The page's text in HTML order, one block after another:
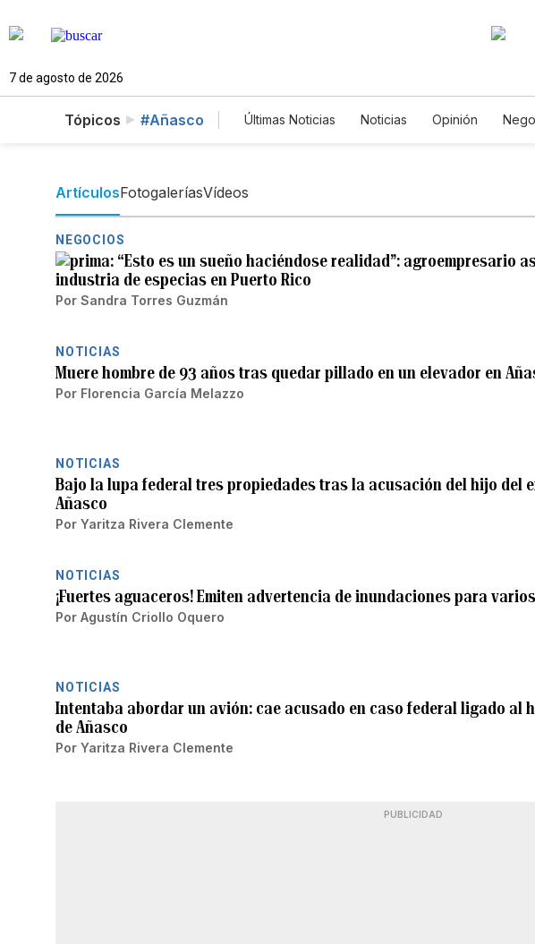
7 de agosto de 2026
Tópicos #Añasco Últimas Noticias Noticias Opinión
ArtículosFotogaleríasVídeos
NEGOCIOS
“Esto es un sueño haciéndose realidad”: agroempresario
industria de especias en Puerto Rico
Por Sandra Torres Guzmán
NOTICIAS
Muere hombre de 93 años tras quedar pillado en un elevador en
Por Florencia García Melazzo
NOTICIAS
Bajo la lupa federal tres propiedades tras la acusación del hijo del
Añasco
Por Yaritza Rivera Clemente
NOTICIAS
¡Fuertes aguaceros! Emiten advertencia de inundaciones para
Por Agustín Criollo Oquero
NOTICIAS
Intentaba abordar un avión: cae acusado en caso federal ligado al
de Añasco
Por Yaritza Rivera Clemente
PUBLICIDAD